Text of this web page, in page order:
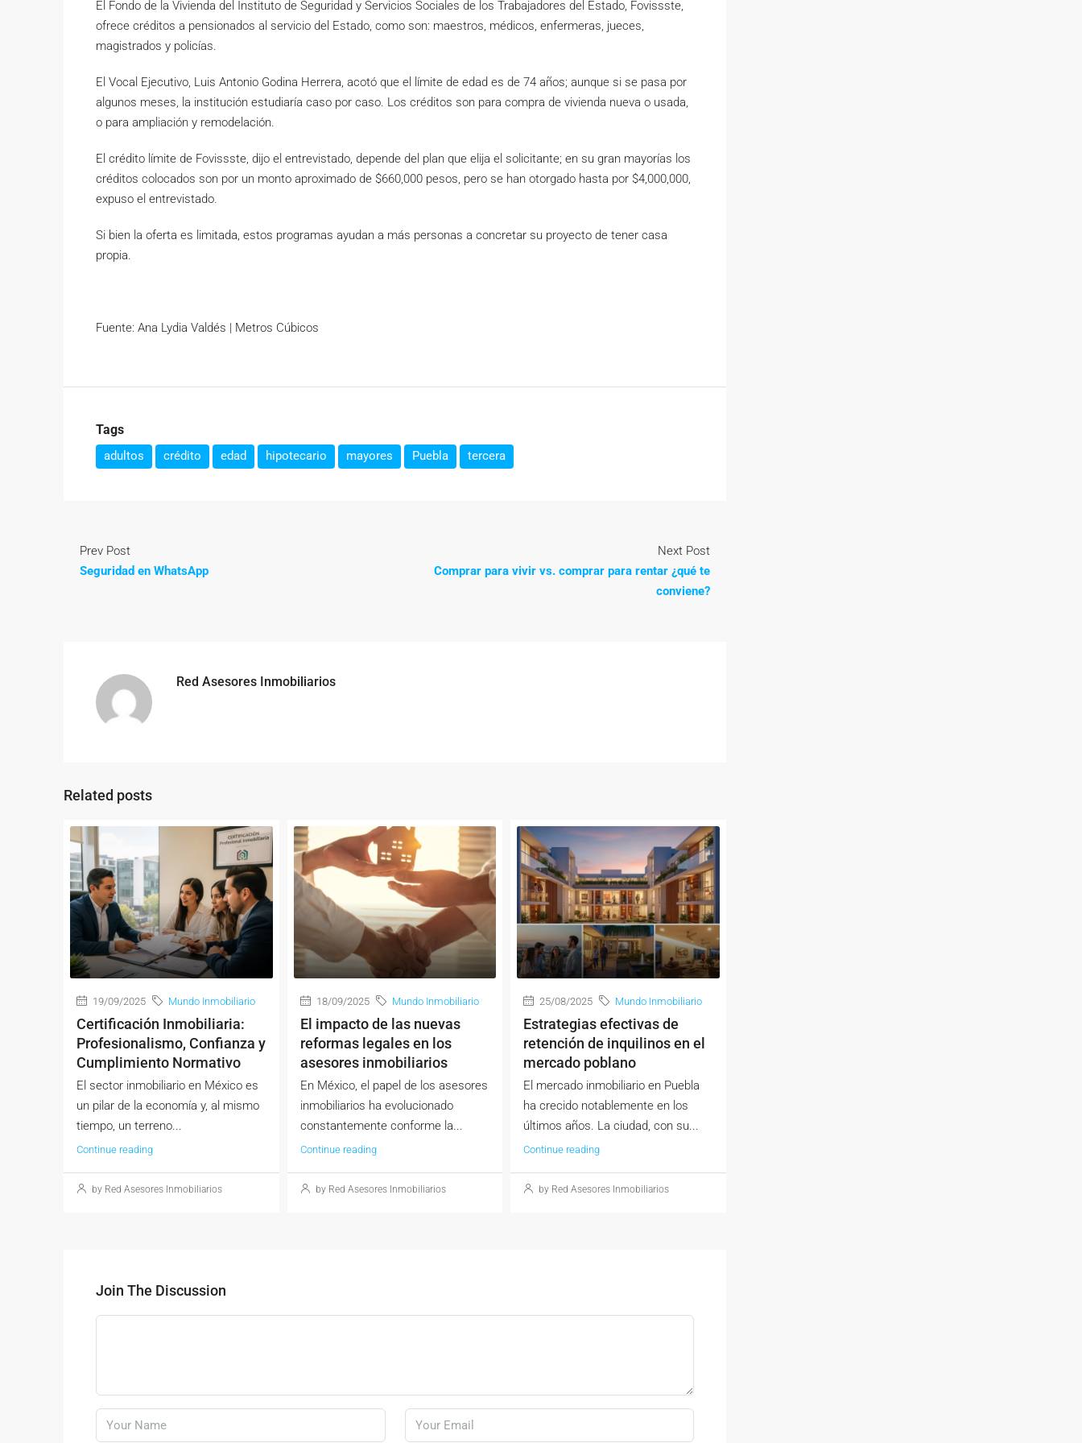
El Fondo de la Vivienda del Instituto de Seguridad y Servicios Sociales de los Trabajadores del Estado, Fovissste,
ofrece créditos a pensionados al servicio del Estado, como son: maestros, médicos, enfermeras, jueces,
magistrados y policías.
El Vocal Ejecutivo, Luis Antonio Godina Herrera, acotó que el límite de edad es de 74 años; aunque si se pasa por
algunos meses, la institución estudiaría caso por caso. Los créditos son para compra de vivienda nueva o usada,
o para ampliación y remodelación.
El crédito límite de Fovissste, dijo el entrevistado, depende del plan que elija el solicitante; en su gran mayorías los
créditos colocados son por un monto aproximado de $660,000 pesos, pero se han otorgado hasta por $4,000,000,
expuso el entrevistado.
Si bien la oferta es limitada, estos programas ayudan a más personas a concretar su proyecto de tener casa
propia.
Fuente: Ana Lydia Valdés | Metros Cúbicos
Tags
adultos crédito edad hipotecario mayores Puebla tercera
Prev Post
Seguridad en WhatsApp
Next Post
Comprar para vivir vs. comprar para rentar ¿qué te
conviene?
Red Asesores Inmobiliarios
Related posts
19/09/2025 Mundo Inmobiliario
Certificación Inmobiliaria:
Profesionalismo, Confianza y
Cumplimiento Normativo
El sector inmobiliario en México es
un pilar de la economía y, al mismo
tiempo, un terreno...
Continue reading
by Red Asesores Inmobiliarios
18/09/2025 Mundo Inmobiliario
El impacto de las nuevas
reformas legales en los
asesores inmobiliarios
En México, el papel de los asesores
inmobiliarios ha evolucionado
constantemente conforme la...
Continue reading
by Red Asesores Inmobiliarios
25/08/2025 Mundo Inmobiliario
Estrategias efectivas de
retención de inquilinos en el
mercado poblano
El mercado inmobiliario en Puebla
ha crecido notablemente en los
últimos años. La ciudad, con su...
Continue reading
by Red Asesores Inmobiliarios
Join The Discussion